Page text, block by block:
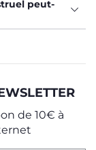
peut-
de 10€ à